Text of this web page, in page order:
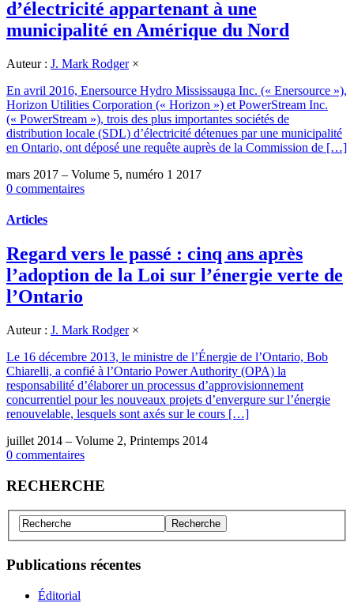
d’électricité appartenant à une
municipalité en Amérique du Nord
Auteur : J. Mark Rodger ×
En avril 2016, Enersource Hydro Mississauga Inc. (« Enersource »),
Horizon Utilities Corporation (« Horizon ») et PowerStream Inc.
(« PowerStream »), trois des plus importantes sociétés de
distribution locale (SDL) d’électricité détenues par une municipalité
en Ontario, ont déposé une requête auprès de la Commission de […]
mars 2017 – Volume 5, numéro 1 2017
0 commentaires
Articles
Regard vers le passé : cinq ans après
l’adoption de la Loi sur l’énergie verte de
l’Ontario
Auteur : J. Mark Rodger ×
Le 16 décembre 2013, le ministre de l’Énergie de l’Ontario, Bob
Chiarelli, a confié à l’Ontario Power Authority (OPA) la
responsabilité d’élaborer un processus d’approvisionnement
concurrentiel pour les nouveaux projets d’envergure sur l’énergie
renouvelable, lesquels sont axés sur le cours […]
juillet 2014 – Volume 2, Printemps 2014
0 commentaires
RECHERCHE
Publications récentes
Éditorial